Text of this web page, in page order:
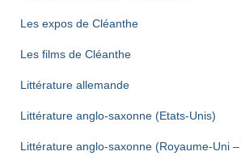
Les expos de Cléanthe
Les films de Cléanthe
Littérature allemande
Littérature anglo-saxonne (Etats-Unis)
Littérature anglo-saxonne (Royaume-Uni